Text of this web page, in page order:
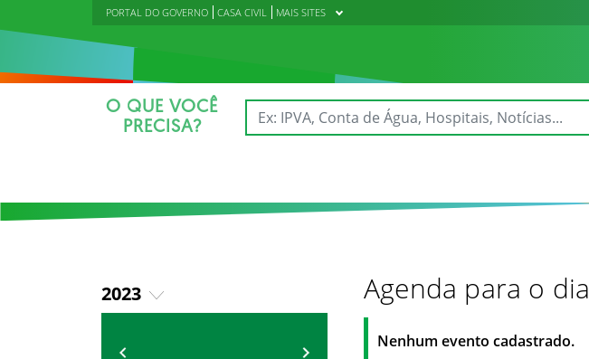
PORTAL DO GOVERNO CASA CIVIL MAIS SITES
O QUE VOCÊ
PRECISA?
2023
Agenda para o dia
Nenhum evento cadastrado.